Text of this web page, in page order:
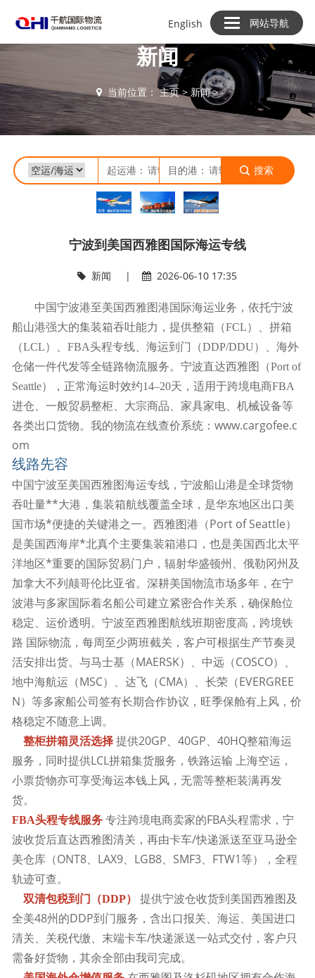
English 网站导航
新闻
当前位置：主页> 新闻>
起运港： 目的港： 搜索
宁波到美国西雅图国际海运专线
新闻 | 2026-06-10 17:35
中国宁波港至美国西雅图港国际海运业务，依托宁波
船山港强大的集装箱吞吐能力，提供整箱（FCL）、拼箱
（LCL）、FBA头程专线、海运到门（DDP/DDU）、海外
仓储一件代发等全链路物流服务。宁波直达西雅图（Port of
Seattle），正常海运时效约14–20天，适用于跨境电商FBA
进仓、一般贸易整柜、大宗商品、家具家电、机械设备等
各类出口货物。我的物流在线查价系统：www.cargofee.c
om
线路先容
中国宁波至美国西雅图海运专线，宁波船山港是全球货物
吞吐量**大港，集装箱航线覆盖全球，是华东地区出口美
国市场*便捷的关键港之一。西雅图港（Port of Seattle）
是美国西海岸*北真个主要集装箱港口，也是美国西北太平
洋地区*重要的国际贸易门户，辐射华盛顿州、俄勒冈州及
加拿大不列颠哥伦比亚省。深耕美国物流市场多年，在宁
波港与多家国际着名船公司建立紧密合作关系，确保舱位
稳定、运价透明。宁波至西雅图航线班期密度高， 跨境铁
路 国际物流 ，每周至少两班截关，客户可根据生产节奏灵
活安排出货。与马士基（MAERSK）、中远（COSCO）、
地中海航运（MSC）、达飞（CMA）、长荣（EVERGREE
N）等多家船公司签有长期合作协议，旺季保舱有上风，价
格稳定不随意上调。
整柜拼箱灵活选择 提供20GP、40GP、40HQ整箱海运
服务，同时提供LCL拼箱集货服务，铁路运输 上海空运 ，
小票货物亦可享受海运本钱上风，无需等整柜装满再发
货。
FBA头程专线服务 专注跨境电商卖家的FBA头程需求，宁
波收货后直达西雅图清关，再由卡车/快递派送至亚马逊全
美仓库（ONT8、LAX9、LGB8、SMF3、FTW1等），全程
轨迹可查。
双清包税到门（DDP）
提供宁波仓收货到美国西雅图及
全美48州的DDP到门服务，含出口报关、海运、美国进口
清关、关税代缴、末端卡车/快递派送一站式交付，客户只
需备好货物，其余全部由我司完成。